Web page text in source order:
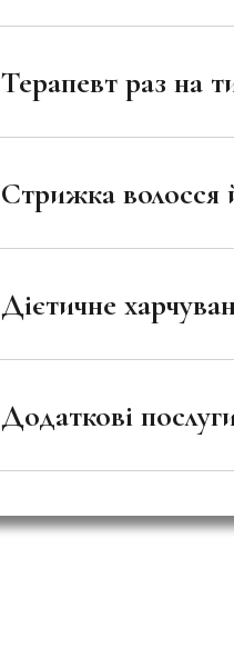
Терапевт раз на
Стрижка волосся
Дієтичне
Додаткові